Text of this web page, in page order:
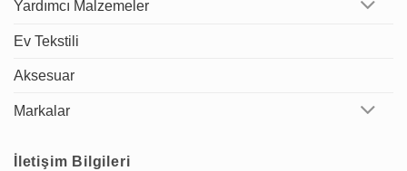
Yardımcı Malzemeler
Ev Tekstili
Aksesuar
Markalar
İletişim Bilgileri